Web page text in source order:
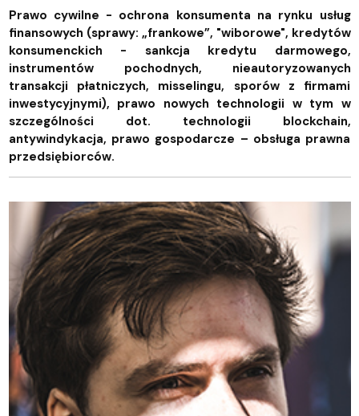
Prawo cywilne - ochrona konsumenta na rynku usług
finansowych (sprawy: „frankowe”, "wiborowe", kredytów
konsumenckich - sankcja kredytu darmowego,
instrumentów pochodnych, nieautoryzowanych
transakcji płatniczych, misselingu, sporów z firmami
inwestycyjnymi), prawo nowych technologii w tym w
szczególności dot. technologii blockchain,
antywindykacja, prawo gospodarcze – obsługa prawna
przedsiębiorców.